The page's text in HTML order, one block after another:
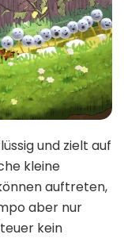
und zielt auf
kleine
auftreten,
aber nur
kein